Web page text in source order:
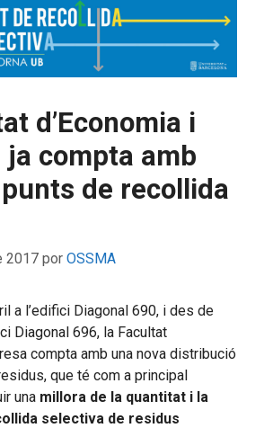
d’Economia i
ja compta amb
de recollida
2017 por OSSMA
a l’edifici Diagonal 690, i des de
Diagonal 696, la Facultat
compta amb una nova distribució
que té com a principal
una millora de la quantitat i la
selectiva de residus